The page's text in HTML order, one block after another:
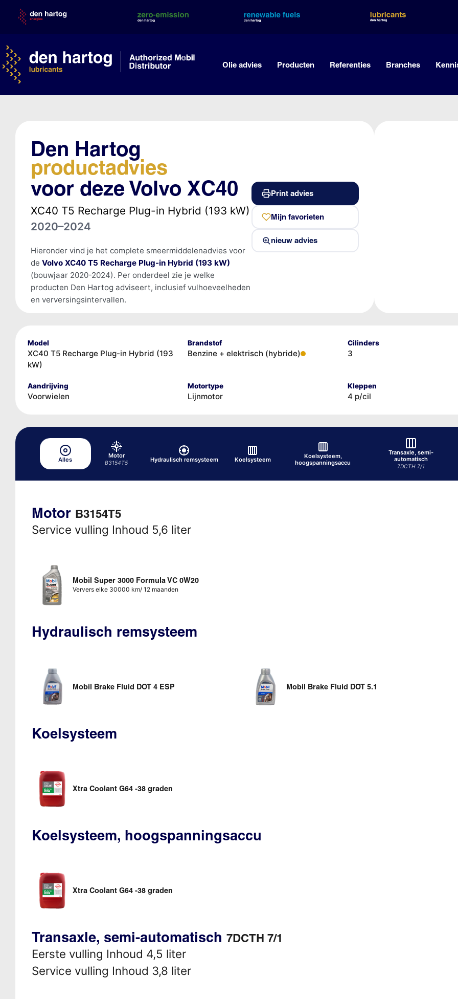
content
Olie advies Producten Referenties Branches
Den Hartog
productadvies
voor deze Volvo XC40
XC40 T5 Recharge Plug-in Hybrid (193 kW)
2020–2024
Hieronder vind je het complete smeermiddelenadvies voor
de Volvo XC40 T5 Recharge Plug-in Hybrid (193 kW)
(bouwjaar 2020-2024). Per onderdeel zie je welke
producten Den Hartog adviseert, inclusief vulhoeveelheden
en verversingsintervallen.
Print advies
Mijn favorieten
nieuw advies
Model
XC40 T5 Recharge Plug-in Hybrid (193
kW)
Brandstof
Benzine + elektrisch (hybride)
Cilinders
3
Aandrijving
Voorwielen
Motortype
Lijnmotor
Kleppen
4 p/cil
Alles
Motor
B3154T5 Hydraulisch remsysteem Koelsysteem
Koelsysteem,
hoogspanningsaccu
Transaxle, semi-
automatisch
7DCTH 7/1
Motor B3154T5
Service vulling Inhoud 5,6 liter
Mobil Super 3000 Formula VC 0W20
Ververs elke 30000 km/ 12 maanden
Hydraulisch remsysteem
Mobil Brake Fluid DOT 4 ESP Mobil Brake Fluid DOT 5.1
Koelsysteem
Xtra Coolant G64 -38 graden
Koelsysteem, hoogspanningsaccu
Xtra Coolant G64 -38 graden
Transaxle, semi-automatisch 7DCTH 7/1
Eerste vulling Inhoud 4,5 liter
Service vulling Inhoud 3,8 liter